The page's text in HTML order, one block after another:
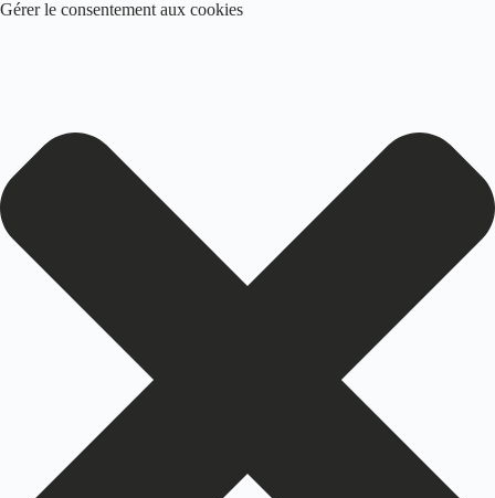
Gérer le consentement aux cookies